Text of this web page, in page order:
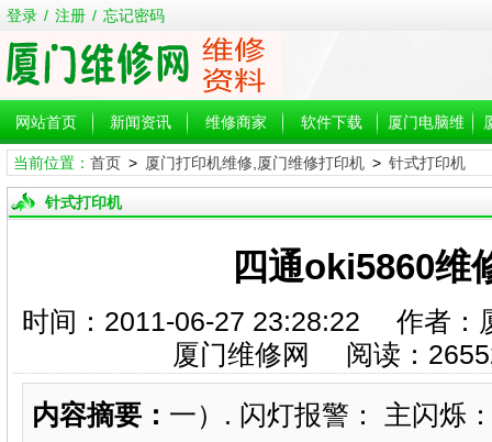
登录 / 注册 / 忘记密码
网站首页 新闻资讯 维修商家 软件下载 厦门电脑维
修
当前位置： 首页> 厦门打印机维修,厦门维修打印机> 针式打印机
针式打印机
四通oki5860维
时间：2011-06-27 23:28:22 作者
厦门维修网 阅读：
内容摘要： 一）. 闪灯报警： 主闪烁